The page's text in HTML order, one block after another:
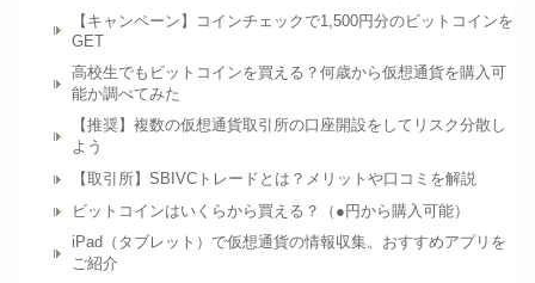
【キャンペーン】コインチェックで1,500円分のビットコインを
GET
高校生でもビットコインを買える？何歳から仮想通貨を購入可
能か調べてみた
【推奨】複数の仮想通貨取引所の口座開設をしてリスク分散し
よう
【取引所】SBIVCトレードとは？メリットや口コミを解説
ビットコインはいくらから買える？（●円から購入可能）
iPad（タブレット）で仮想通貨の情報収集。おすすめアプリを
ご紹介